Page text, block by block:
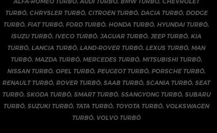
TURBÓ, CHRYSLER TURBÓ, CITROEN TURBÓ, DACIA TURBÓ, DODGE
TURBÓ,FIAT TURBÓ,FORD TURBÓ, HONDA TURBÓ, HYUNDAI TURBÓ,
ISUZU TURBÓ,IVECO TURBÓ,JAGUAR TURBÓ,JEEP TURBÓ,KIA
TURBÓ,LANCIA TURBÓ,LAND-ROVER TURBÓ,LEXUS TURBÓ,MAN
TURBÓ, MAZDA TURBÓ, MERCEDES TURBÓ, MITSUBISHI TURBÓ,
NISSAN TURBÓ, OPEL TURBÓ, PEUGEOT TURBÓ, PORSCHE TURBÓ,
RENAULT TURBÓ,ROVER TURBÓ,SAAB TURBÓ,SCANIA TURBÓ,SEAT
TURBÓ, SKODA TURBÓ, SMART TURBÓ, SSANGYONG TURBÓ, SUBARU
TURBÓ,SUZUKI TURBÓ, TATA TURBÓ, TOYOTA TURBÓ, VOLKSWAGEN
TURBÓ, VOLVO TURBÓ